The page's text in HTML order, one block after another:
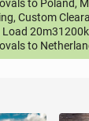
to Poland,
Custom
Load
to